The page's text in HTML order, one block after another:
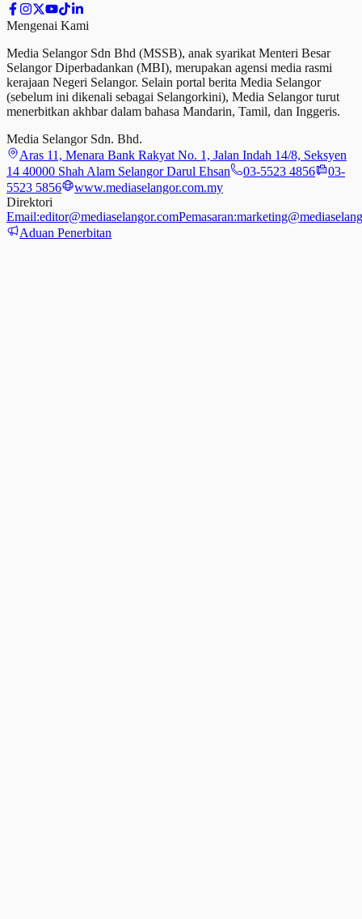
Mengenai Kami
Media Selangor Sdn Bhd (MSSB), anak syarikat Menteri Besar
Selangor Diperbadankan (MBI), merupakan agensi media rasmi
kerajaan Negeri Selangor. Selain portal berita Media Selangor
(sebelum ini dikenali sebagai Selangorkini), Media Selangor turut
menerbitkan akhbar dalam bahasa Mandarin, Tamil, dan Inggeris.
Media Selangor Sdn. Bhd.
Aras 11, Menara Bank Rakyat No. 1, Jalan Indah 14/8, Seksyen
14 40000 Shah Alam Selangor Darul Ehsan
03-5523 4856
03-
5523 5856
www.mediaselangor.com.my
Direktori
Email:editor@mediaselangor.comPemasaran:
Aduan Penerbitan